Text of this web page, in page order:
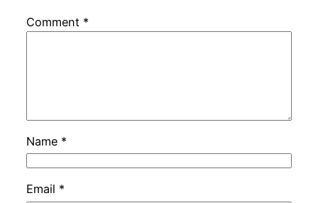
Comment *
Name *
Email *